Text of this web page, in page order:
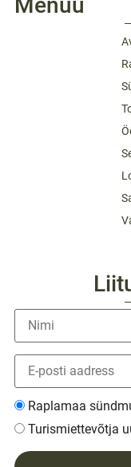
Menüü
Raplamaa
Turismiettevõtja